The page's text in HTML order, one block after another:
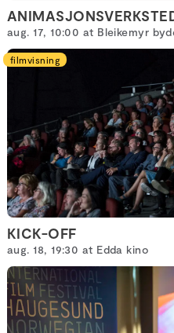
aug. 17, 10:00 at Bleikemyr
filmvisning
KICK-OFF
aug. 18, 19:30 at Edda kino